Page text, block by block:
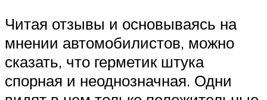
Читая отзывы и основываясь на
мнении автомобилистов, можно
сказать, что герметик штука
спорная и неоднозначная. Одни